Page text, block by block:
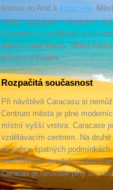
branou do And a Amazonie.
století zasaženo mohutnými
Katastrofa si vyžádala velké
střechu nad hlavou. Mimo
město La Guaira.
Rozpačitá současnost
Při návštěvě Caracasu si
Centrum města je plné
místní vyšší vrstva. Caracase
vzdělávacím centrem. Na
ve velice špatných
znečištěným ovzduším, které
Caracas je neustále plný